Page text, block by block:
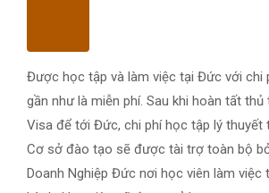
Được học tập và làm việc tại Đức với chi
gần như là miễn phí. Sau khi hoàn tất thủ
Visa để tới Đức, chi phí học tập lý thuyết
Cơ sở đào tạo sẽ được tài trợ toàn bộ
Doanh Nghiệp Đức nơi học viên làm việc